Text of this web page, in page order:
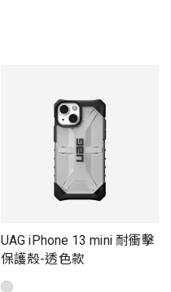
UAG iPhone 13 mini 耐衝擊
保護殼-透色款